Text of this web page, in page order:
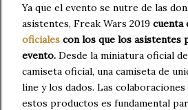
Ya que el evento se nutre de las
asistentes, Freak Wars 2019 cuenta
oficiales con los que los asistentes
evento. Desde la miniatura oficial
camiseta oficial, una camiseta de
line y los dados. Las
estos productos es fundamental